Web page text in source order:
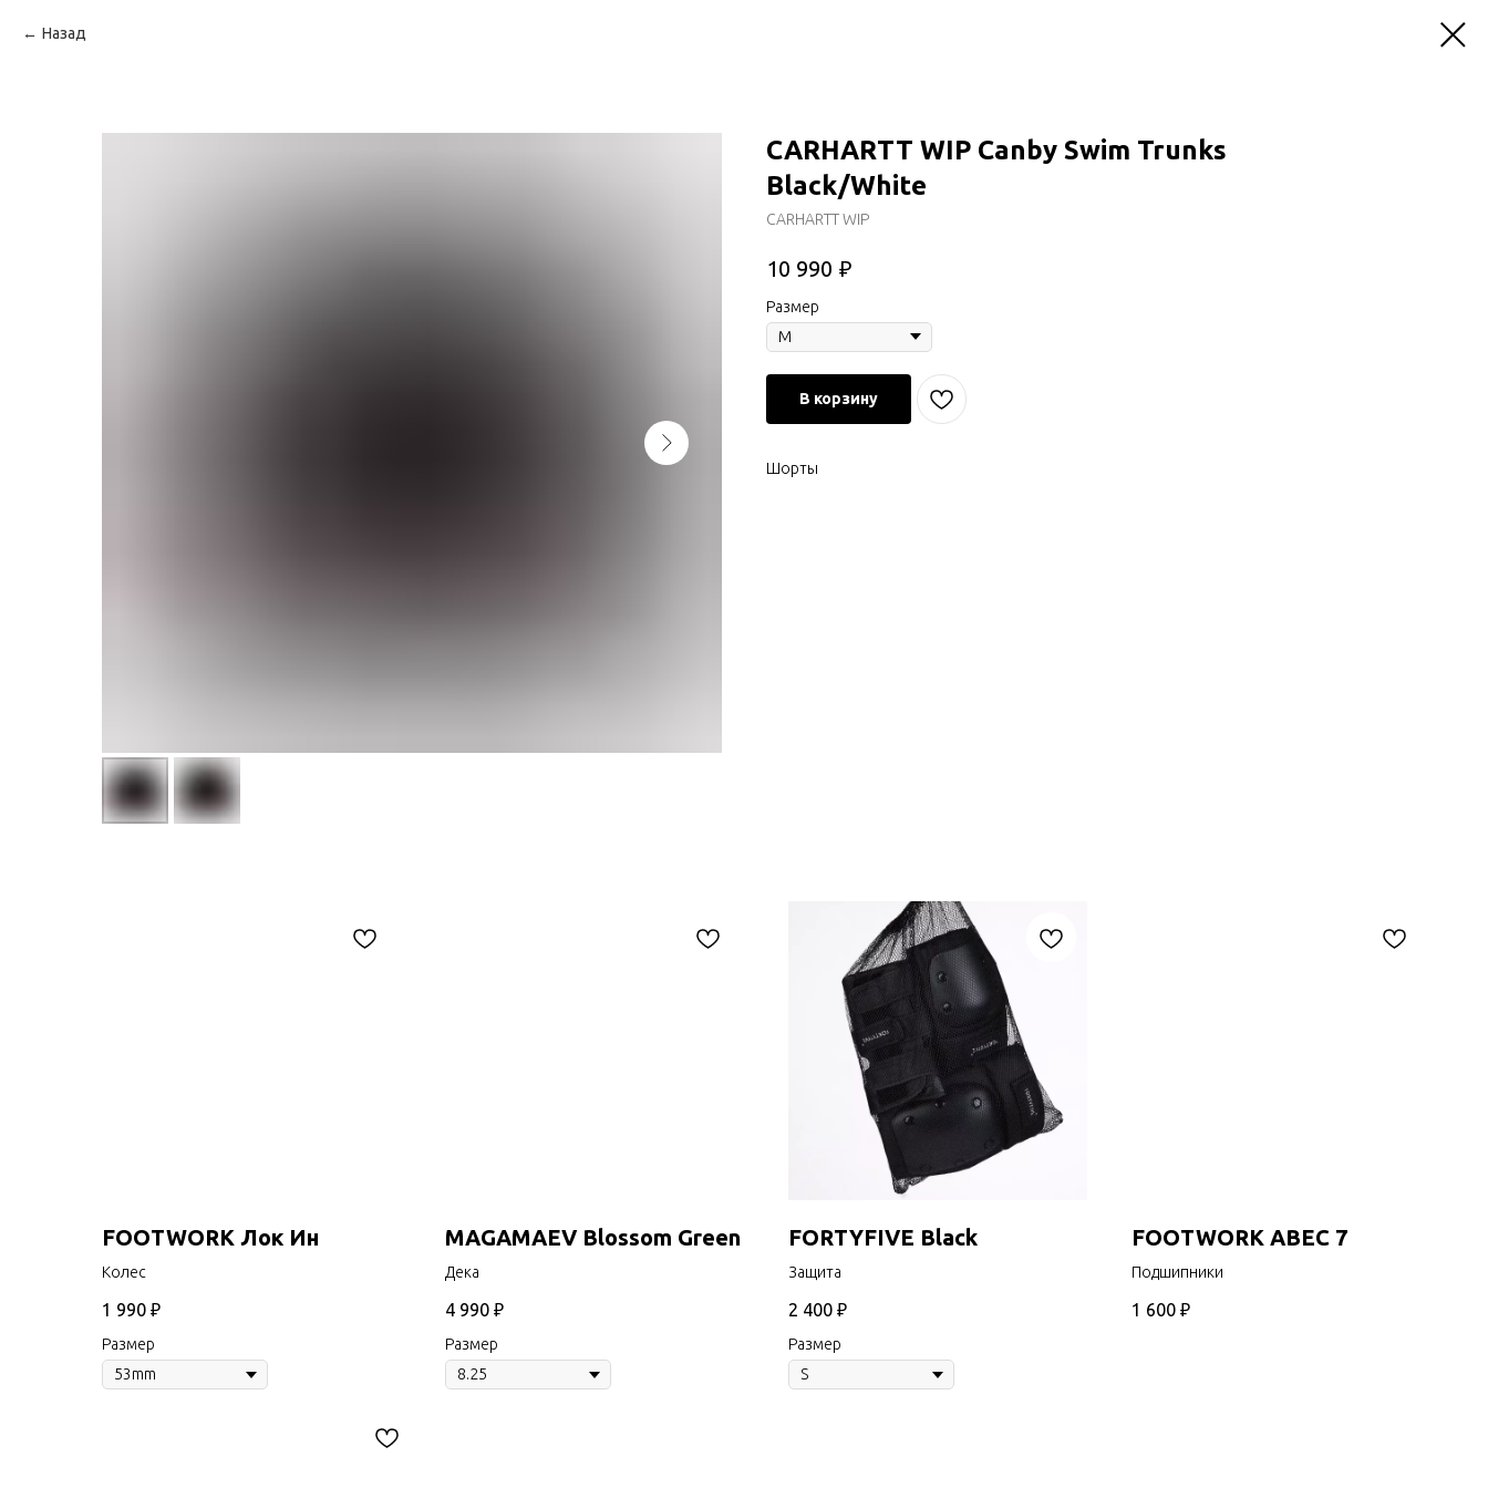
Назад
CARHARTT WIP Canby Swim Trunks
Black/White
CARHARTT WIP
10 990 ₽
Размер
В корзину
Шорты
FOOTWORK Лок Ин
Колес
1 990 ₽
Размер
MAGAMAEV Blossom Green
Дека
4 990 ₽
Размер
FORTYFIVE Black
Защита
2 400 ₽
Размер
FOOTWORK ABEC 7
Подшипники
1 600 ₽